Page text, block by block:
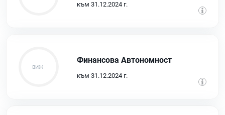
към 31.12.2024 г.
Финансова Автономност
към 31.12.2024 г.